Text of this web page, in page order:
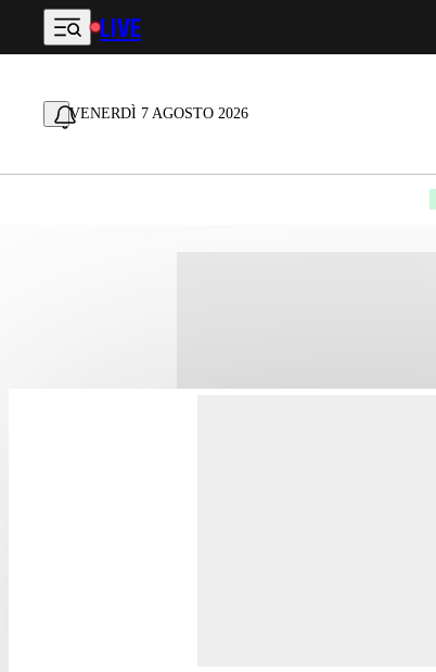
Vai al contenuto principale
LIVE
VENERDÌ 7 AGOSTO 2026